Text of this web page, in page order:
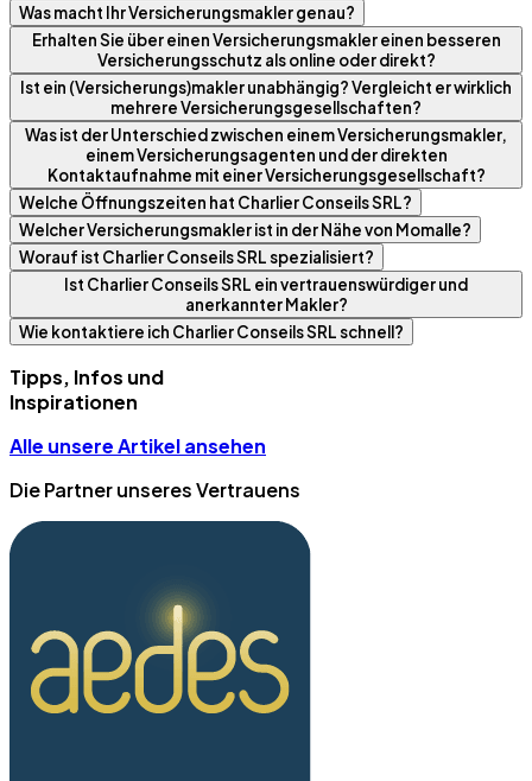
Was macht Ihr Versicherungsmakler genau?
Erhalten Sie über einen Versicherungsmakler einen besseren
Versicherungsschutz als online oder direkt?
Ist ein (Versicherungs)makler unabhängig? Vergleicht er wirklich
mehrere Versicherungsgesellschaften?
Was ist der Unterschied zwischen einem Versicherungsmakler,
einem Versicherungsagenten und der direkten
Kontaktaufnahme mit einer Versicherungsgesellschaft?
Welche Öffnungszeiten hat Charlier Conseils SRL?
Welcher Versicherungsmakler ist in der Nähe von Momalle?
Worauf ist Charlier Conseils SRL spezialisiert?
Ist Charlier Conseils SRL ein vertrauenswürdiger und
anerkannter Makler?
Wie kontaktiere ich Charlier Conseils SRL schnell?
Tipps, Infos und
Inspirationen
Alle unsere Artikel ansehen
Die Partner unseres Vertrauens